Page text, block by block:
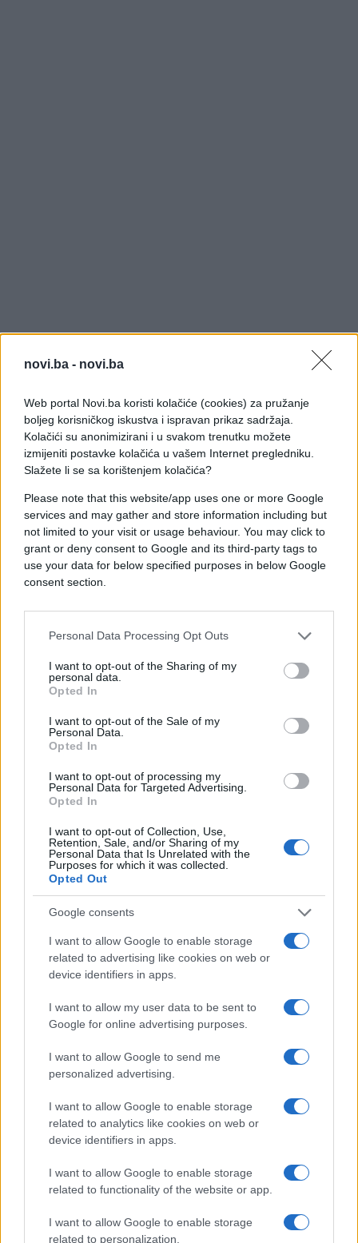
novi.ba - novi.ba
Web portal Novi.ba koristi kolačiće (cookies) za pružanje
boljeg korisničkog iskustva i ispravan prikaz sadržaja.
Kolačići su anonimizirani i u svakom trenutku možete
izmijeniti postavke kolačića u vašem Internet pregledniku.
Slažete li se sa korištenjem kolačića?
Please note that this website/app uses one or more Google
services and may gather and store information including but
not limited to your visit or usage behaviour. You may click to
grant or deny consent to Google and its third-party tags to
use your data for below specified purposes in below Google
consent section.
Personal Data Processing Opt Outs
I want to opt-out of the Sharing of my
personal data.
Opted In
I want to opt-out of the Sale of my
Personal Data.
Opted In
I want to opt-out of processing my
Personal Data for Targeted Advertising.
Opted In
I want to opt-out of Collection, Use,
Retention, Sale, and/or Sharing of my
Personal Data that Is Unrelated with the
Purposes for which it was collected.
Opted Out
Google consents
I want to allow Google to enable storage
related to advertising like cookies on web or
device identifiers in apps.
I want to allow my user data to be sent to
Google for online advertising purposes.
I want to allow Google to send me
personalized advertising.
I want to allow Google to enable storage
related to analytics like cookies on web or
device identifiers in apps.
I want to allow Google to enable storage
related to functionality of the website or app.
I want to allow Google to enable storage
related to personalization.
On je naglasio da je ovo mali kolektiv koji postiže
zavidne rezultate i čiji učenici polažu prijemne,
upisuju se i završavaju u roku razne fakultete u
Srpskoj, Srbiji i BiH, a neki i na inostranim
fakultetima.
Maturante je pozdravio i načelnik srebreničke
opštine Mladen Grujičić, koji im je poručio da ne
zaborave i da poštuju one koji su im omogućili da
se školuju, kao i profesore od kojih su sticali znanje
i da, prije svega, postanu dobri ljudi.
Grujičić je poručio maturantima da je pred njima
težak put, ali da sve prepreke mogu savladati uz
upornost, rad i odricanje.
- Pred vama je izazovan i težak dio životnog puta
koji treba da savladate da biste ostvarili svoje želje
i planove i postali ono što želite i da dođete u
firmama i ustanovama - rekao je Grujičić i poželio
maturantima dobro zdravlje i uspjeh u daljem
školovanju.
Već nekoliko godina Srednjoškolski centar u ovom
uručivanja diploma i ispraćaja maturanata iz
Srebrenice na studije u veće gradove.
#Srebrenica #matura
#diplome #generacija